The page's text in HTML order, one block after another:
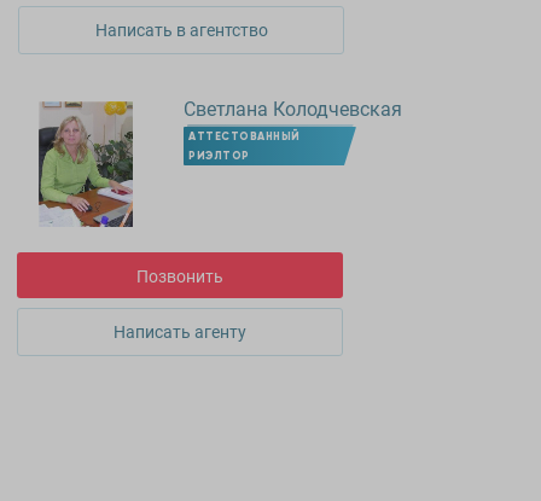
Написать в агентство
Светлана Колодчевская
АТТЕСТОВАННЫЙ
РИЭЛТОР
Позвонить
Написать агенту